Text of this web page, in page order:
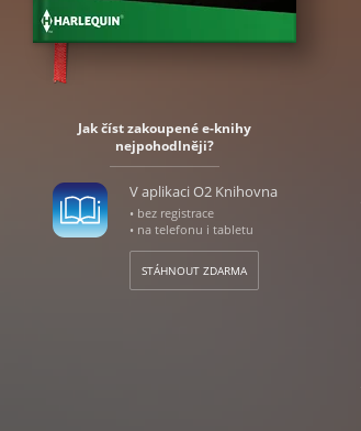
Jak číst zakoupené e-knihy
nejpohodlněji?
V aplikaci O2 Knihovna
• bez registrace
• na telefonu i tabletu
STÁHNOUT ZDARMA